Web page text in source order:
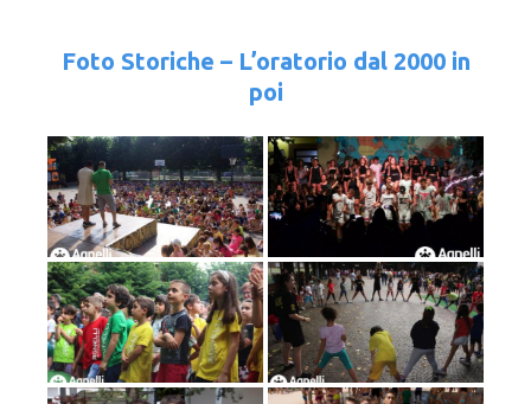
Foto Storiche – L’oratorio dal 2000 in
poi